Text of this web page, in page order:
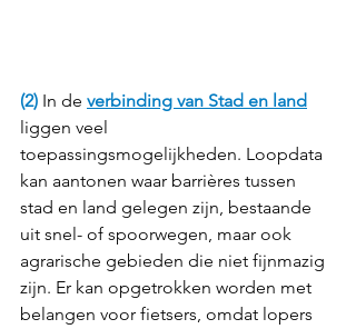
(2) In de verbinding van Stad en land
liggen veel
toepassingsmogelijkheden. Loopdata
kan aantonen waar barrières tussen
stad en land gelegen zijn, bestaande
uit snel- of spoorwegen, maar ook
agrarische gebieden die niet fijnmazig
zijn. Er kan opgetrokken worden met
belangen voor fietsers, omdat lopers